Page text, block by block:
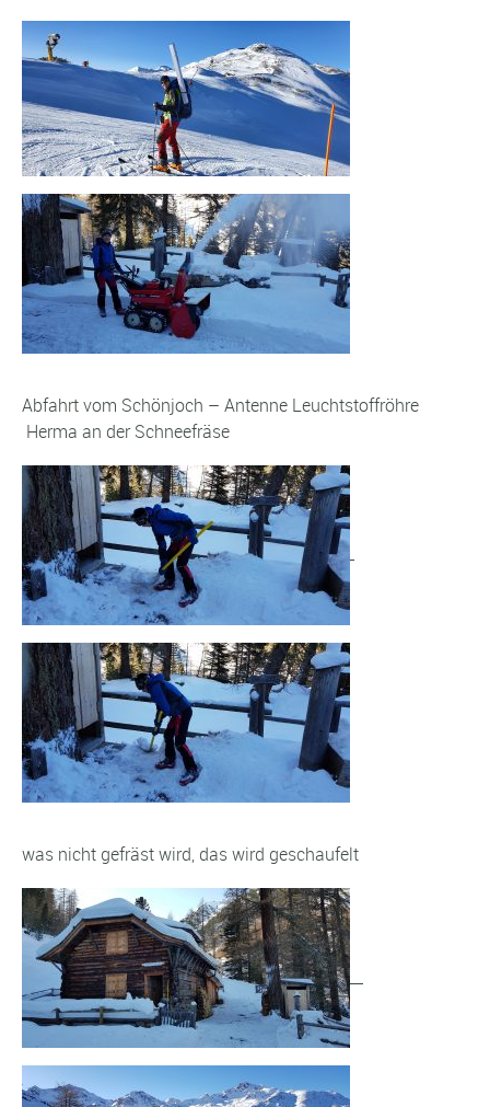
Abfahrt vom Schönjoch – Antenne Leuchtstoffröhre
Herma an der Schneefräse
was nicht gefräst wird, das wird geschaufelt